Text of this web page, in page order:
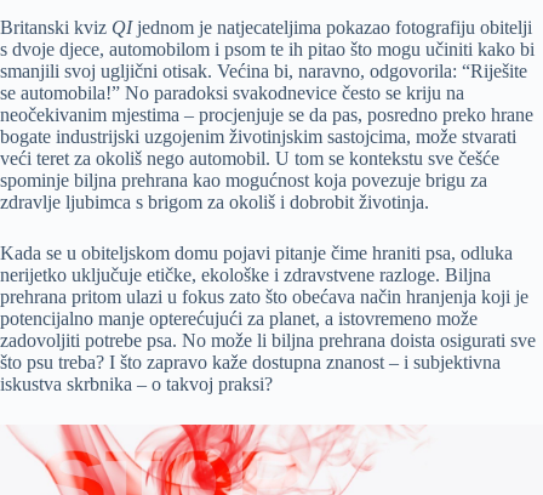
Britanski kviz QIjednom je natjecateljima pokazao fotografiju obitelji
s dvoje djece, automobilom i psom te ih pitao što mogu učiniti kako bi
smanjili svoj ugljični otisak. Većina bi, naravno, odgovorila: “Riješite
se automobila!” No paradoksi svakodnevice često se kriju na
neočekivanim mjestima – procjenjuje se da pas, posredno preko hrane
bogate industrijski uzgojenim životinjskim sastojcima, može stvarati
veći teret za okoliš nego automobil. U tom se kontekstu sve češće
spominje biljna prehrana kao mogućnost koja povezuje brigu za
zdravlje ljubimca s brigom za okoliš i dobrobit životinja.
Kada se u obiteljskom domu pojavi pitanje čime hraniti psa, odluka
nerijetko uključuje etičke, ekološke i zdravstvene razloge. Biljna
prehrana pritom ulazi u fokus zato što obećava način hranjenja koji je
potencijalno manje opterećujući za planet, a istovremeno može
zadovoljiti potrebe psa. No može li biljna prehrana doista osigurati sve
što psu treba? I što zapravo kaže dostupna znanost – i subjektivna
iskustva skrbnika – o takvoj praksi?